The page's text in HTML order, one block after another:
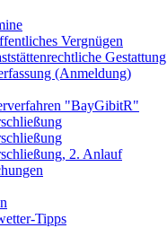
Vergnügen
Gestattung
(Anmeldung)
"BayGibitR"
2. Anlauf
Tipps